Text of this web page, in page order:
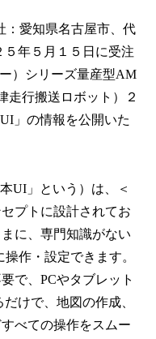
：愛知県名古屋市、代
年５月１５日に受注
）シリーズ量産型AM
走行搬送ロボット）２
」の情報を公開いた
UI」という）は、＜
プトに設計されてお
に、専門知識がない
作・設定できます。
で、PCやタブレット
けで、地図の作成、
べての操作をスムー